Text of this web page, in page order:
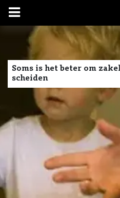
Soms is het beter om
scheiden